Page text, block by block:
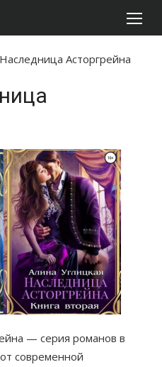
Асторгрейна
— серия романов в
современной